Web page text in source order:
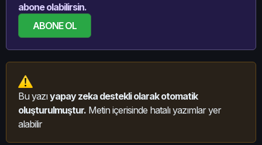
abone olabilirsin.
ABONE OL
Bu yazıyapay zeka destekli olarak otomatik
oluşturulmuştur. Metin içerisinde hatalı yazımlar yer
alabilir